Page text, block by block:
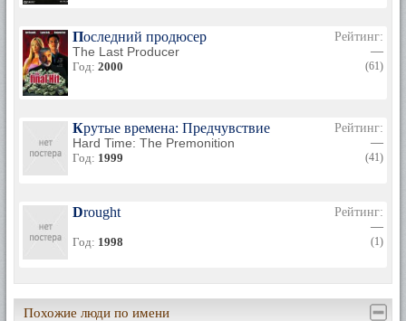
Последний продюсер
The Last Producer
Год: 2000
Рейтинг:
—
(61)
Крутые времена: Предчувствие
Hard Time: The Premonition
Год: 1999
Рейтинг:
—
(41)
Drought
Год: 1998
Рейтинг:
—
(1)
Похожие люди по имени